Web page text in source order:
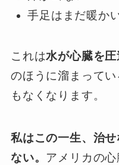
手足はまだ暖か
これは水が心臓を圧
のほうに溜まって
もなくなります。
私はこの一生、治
ない。 アメリカの